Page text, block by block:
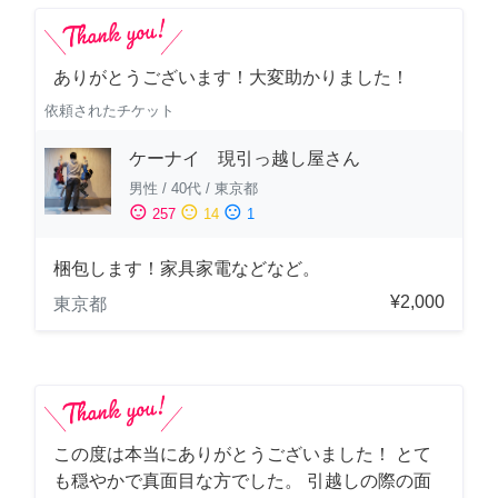
ありがとうございます！大変助かりました！
依頼されたチケット
ケーナイ 現引っ越し屋さん
男性 / 40代 / 東京都
sentiment_satisfied 257 sentiment_neutral 14 sentiment_dissatisfied 1
梱包します！家具家電などなど。
東京都
¥2,000
この度は本当にありがとうございました！ とて
も穏やかで真面目な方でした。 引越しの際の面